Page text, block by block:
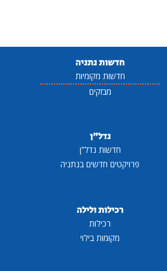
חדשות נתניה
חדשות מקומיות
מבזקים
נדל"ן
חדשות נדל"ן
פרויקטים חדשים בנתניה
רכילות ולילה
רכילות
מקומות בילוי